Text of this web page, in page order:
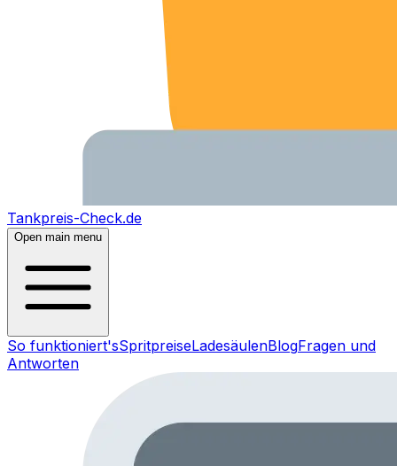
Tankpreis-Check.de
Open main menu
So funktioniert'sSpritpreiseLadesäulenBlogFragen und
Antworten